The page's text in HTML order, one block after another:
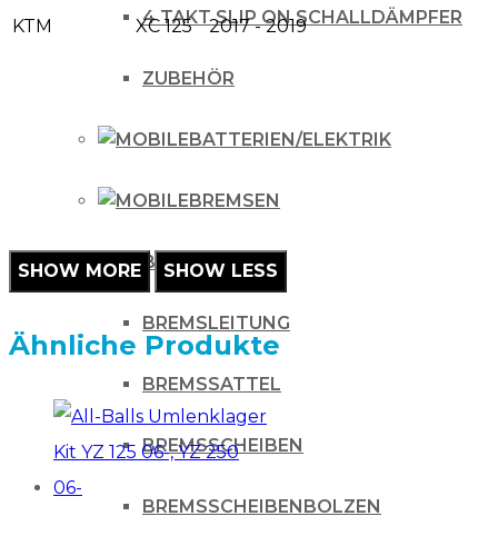
4 TAKT SLIP ON SCHALLDÄMPFER
ZUBEHÖR
BATTERIEN/ELEKTRIK
BREMSEN
BREMSBELÄGE
BREMSLEITUNG
BREMSSATTEL
BREMSSCHEIBEN
BREMSSCHEIBENBOLZEN
98-
KTM
XC 125 2017 - 2019
Ähnliche Produkte